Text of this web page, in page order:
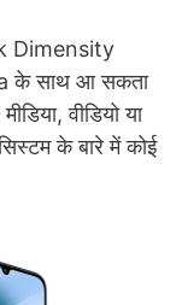
Dimensity
के साथ आ सकता
वीडियो या
के बारे में कोई